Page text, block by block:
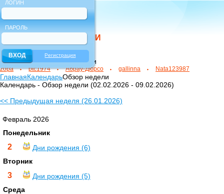
ЛОГИН
ПАРОЛЬ
Регистрация
НОВЫЕ ПОЛЬЗОВАТЕЛИ
зарегистрированные новички
zopa ptc1974 Абрау-Дюрсо gallinna Nata123987
ГлавнаяКалендарьОбзор недели
Календарь - Обзор недели (02.02.2026 - 09.02.2026)
<< Предыдущая неделя (26.01.2026)
Февраль 2026
Понедельник
2
Дни рождения (6)
Вторник
3
Дни рождения (5)
Среда